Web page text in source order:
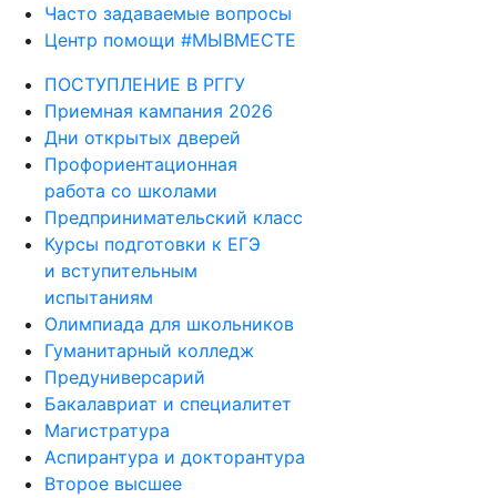
Часто задаваемые вопросы
Центр помощи #МЫВМЕСТЕ
ПОСТУПЛЕНИЕ В РГГУ
Приемная кампания 2026
Дни открытых дверей
Профориентационная
работа со школами
Предпринимательский класс
Курсы подготовки к ЕГЭ
и вступительным
испытаниям
Олимпиада для школьников
Гуманитарный колледж
Предуниверсарий
Бакалавриат и специалитет
Магистратура
Аспирантура и докторантура
Второе высшее